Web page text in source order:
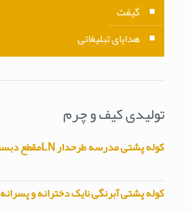
گیفت
هدایای تبلیغاتی
تولیدی کیف و چرم
کوله پشتی مدرسه طرحدار LNمقطع دبستان و راهنمایی
کوله پشتی آبرنگی نایک دخترانه و پسرانه